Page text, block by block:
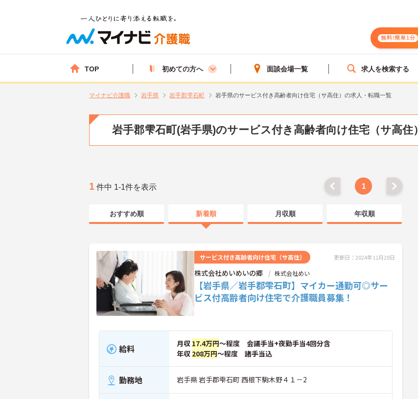
無料!簡単1分
TOP 初めての方へ 面談会場一覧 求人を検索する
マイナビ介護職 岩手県 岩手郡雫石町 岩手県のサービス付き高齢者向け住宅（サ高住）の求人・転職一覧
岩手郡雫石町(岩手県)のサービス付き高齢者向け住宅（サ高住）
1 件中 1-1件を表示 1
おすすめ順 新着順 月収順 年収順
サービス付き高齢者向け住宅（サ高住） 更新日：2024年11月28日
株式会社めいめいの郷 株式会社めい
【岩手県／岩手郡雫石町】マイカー通勤可◎サー
ビス付高齢者向け住宅で介護職員募集！
給料 月収 17.4万円～程度 会議手当+夜勤手当4回分含
年収 208万円～程度 諸手当込
勤務地 岩手県 岩手郡雫石町 西根下駒木野４１－2